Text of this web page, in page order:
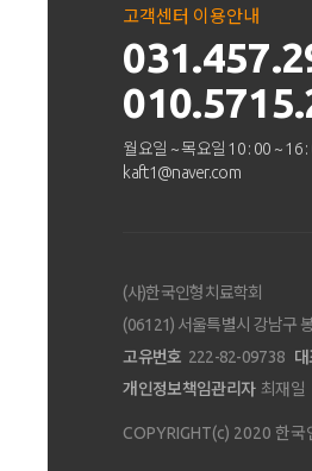
고객센터 이용안내
월요일 ~ 목요일 10 : 00 ~ 16 :
kaft1@naver.com
(사)한국인형치료학회
(06121) 서울특별시 강남구
고유번호 222-82-09738 대
개인정보책임관리자 최재일
COPYRIGHT(c) 2020한국